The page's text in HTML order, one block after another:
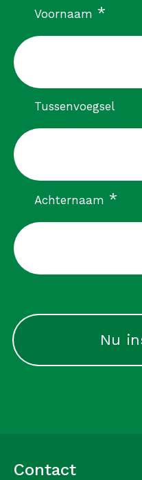
Voornaam *
Tussenvoegsel
Achternaam *
Contact